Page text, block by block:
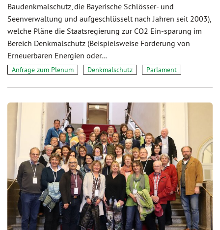
Baudenkmalschutz, die Bayerische Schlösser- und
Seenverwaltung und aufgeschlüsselt nach Jahren seit 2003),
welche Pläne die Staatsregierung zur CO2 Ein-sparung im
Bereich Denkmalschutz (Beispielsweise Förderung von
Erneuerbaren Energien oder…
Anfrage zum Plenum Denkmalschutz Parlament